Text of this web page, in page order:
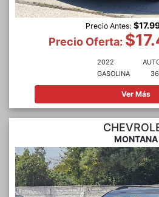
Precio Antes:
Precio Oferta:
2022
GASOLINA
Ver Más
MONTANA